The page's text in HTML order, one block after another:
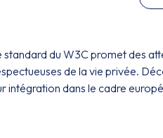
du W3C promet des
de la vie privée.
intégration dans le cadre